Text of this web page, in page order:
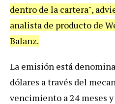
dentro de la cartera",
analista de producto de
Balanz.
La emisión está
dólares a través del
vencimiento a 24 meses